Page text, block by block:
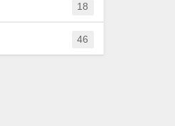
18
46